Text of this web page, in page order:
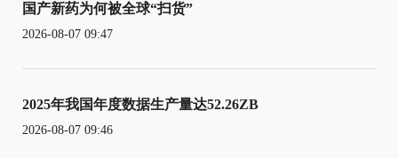
国产新药为何被全球“扫货”
2026-08-07 09:47
2025年我国年度数据生产量达52.26ZB
2026-08-07 09:46